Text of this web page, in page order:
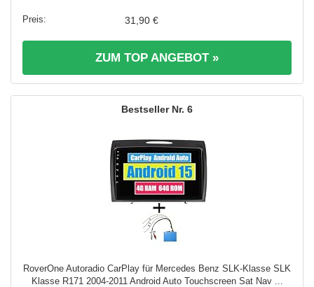
31,90 €
ZUM TOP ANGEBOT »
6
RoverOne Autoradio CarPlay für Mercedes Benz SLK-Klasse SLK
Klasse R171 2004-2011 Android Auto Touchscreen Sat Nav ...